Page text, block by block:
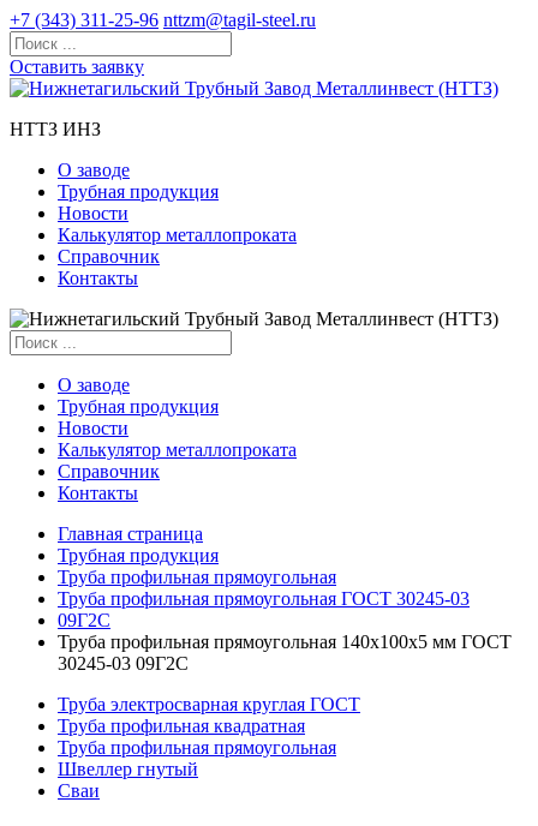
+7 (343) 311-25-96 nttzm@tagil-steel.ru
Оставить заявку
НТТЗ ИНЗ
О заводе
Трубная продукция
Новости
Калькулятор металлопроката
Справочник
Контакты
О заводе
Трубная продукция
Новости
Калькулятор металлопроката
Справочник
Контакты
Главная страница
Трубная продукция
Труба профильная прямоугольная
Труба профильная прямоугольная ГОСТ 30245-03
09Г2С
Труба профильная прямоугольная 140x100x5 мм ГОСТ
30245-03 09Г2С
Труба электросварная круглая ГОСТ
Труба профильная квадратная
Труба профильная прямоугольная
Швеллер гнутый
Сваи